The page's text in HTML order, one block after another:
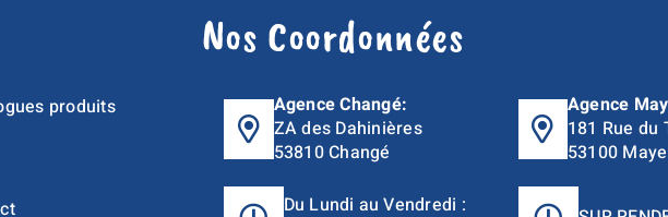
produits
Nos Coordonnées
Agence Changé:
ZA des Dahinières
53810 Changé
Du Lundi au Vendredi :
Agence
181 Rue du
53100